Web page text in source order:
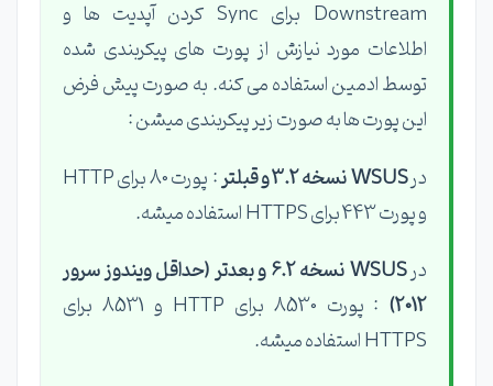
Downstream برای Sync کردن آپدیت ها و
اطلاعات مورد نیازش از پورت های پیکربندی شده
توسط ادمین استفاده می کنه. به صورت پیش فرض
این پورت ها به صورت زیر پیکربندی میشن :
درWSUS نسخه 3.2 و قبلتر
: پورت 80 برای HTTP
و پورت 443 برای HTTPS استفاده میشه.
در
WSUS نسخه 6.2 و بعدتر (حداقل ویندوز سرور
2012)
: پورت 8530 برای HTTP و 8531 برای
HTTPS استفاده میشه.